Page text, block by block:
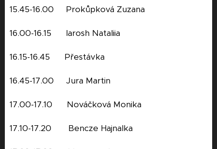
15.45-16.00 Prokůpková Zuzana
16.00-16.15 Iarosh Nataliia
16.15-16.45 Přestávka
16.45-17.00 Jura Martin
17.00-17.10 Nováčková Monika
17.10-17.20 Bencze Hajnalka